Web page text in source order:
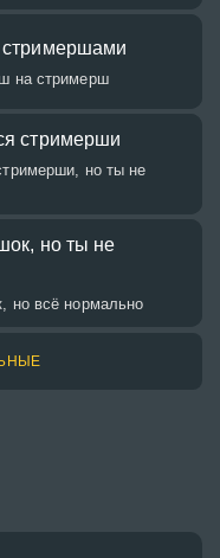
на стримерш
стримерши
но ты не
но ты не
но всё нормально